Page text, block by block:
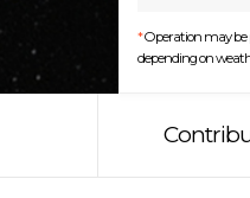
*Operation may be
depending on